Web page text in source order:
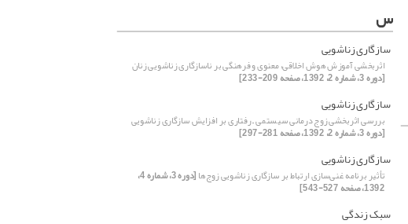
س
سازگاری زناشویی
اثربخشی آموزش هوش اخلاقی، معنوی و فرهنگی بر ناسازگاری زناشویی زنان
[دوره 3، شماره 2، 1392، صفحه 209-233]
سازگاری زناشویی
بررسی اثربخشی زوج درمانی سیستمی – رفتاری بر افزایش سازگاری زناشویی
[دوره 3، شماره 2، 1392، صفحه 281-297]
سازگاری زناشویی
تأثیر برنامه غنی‌سازی ارتباط بر سازگاری زناشویی زوج‌ها [دوره 3، شماره 4،
1392، صفحه 527-543]
سبک زندگی